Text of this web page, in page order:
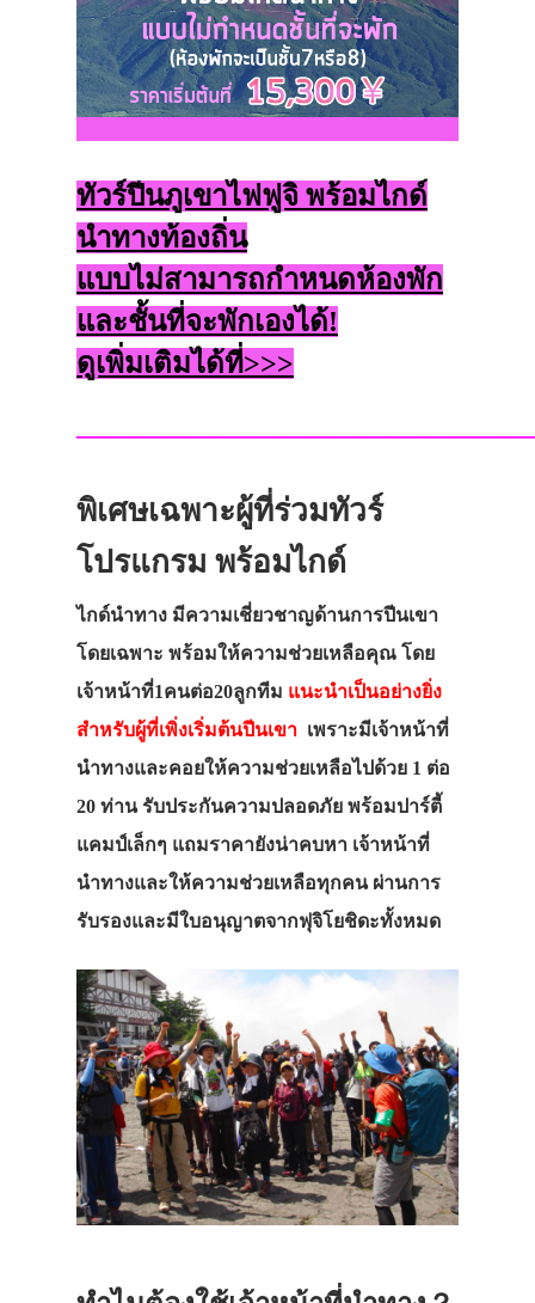
ทัวร์ปีนภูเขาไฟฟูจิ พร้อมไกด์
นำทางท้องถิ่น
แบบไม่สามารถกำหนดห้องพัก
และชั้นที่จะพักเองได้!
ดูเพิ่มเติมได้ที่>>>
พิเศษเฉพาะผู้ที่ร่วมทัวร์
โปรแกรม พร้อมไกด์
ไกด์นำทาง มีความเชี่ยวชาญด้านการปีนเขา
โดยเฉพาะ พร้อมให้ความช่วยเหลือคุณ โดย
เจ้าหน้าที่1คนต่อ20ลูกทีม แนะนำเป็นอย่างยิ่ง
สำหรับผู้ที่เพิ่งเริ่มต้นปีนเขา เพราะมีเจ้าหน้าที่
นำทางและคอยให้ความช่วยเหลือไปด้วย 1 ต่อ
20 ท่าน รับประกันความปลอดภัย พร้อมปาร์ตี้
แคมป์เล็กๆ แถมราคายังน่าคบหา เจ้าหน้าที่
นำทางและให้ความช่วยเหลือทุกคน ผ่านการ
รับรองและมีใบอนุญาตจากฟุจิโยชิดะทั้งหมด